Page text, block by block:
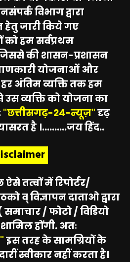
विभाग द्वारा
हेतु जारी किये गए
को हम सर्वप्रथम
की शासन-प्रशासन
योजनाओं और
अंतिम व्यक्ति तक हम
व्यक्ति को योजना का
"छत्तीसगढ़-24-न्यूज़"दृढ़
है ।..........जय हिंद..
तत्वों में रिपोर्टर/
व् विज्ञापन दाताओ द्वारा
/ फोटो / विडियो
होंगी. अतः
इस तरह के सामग्रियों के
स्वीकार नहीं करता है।